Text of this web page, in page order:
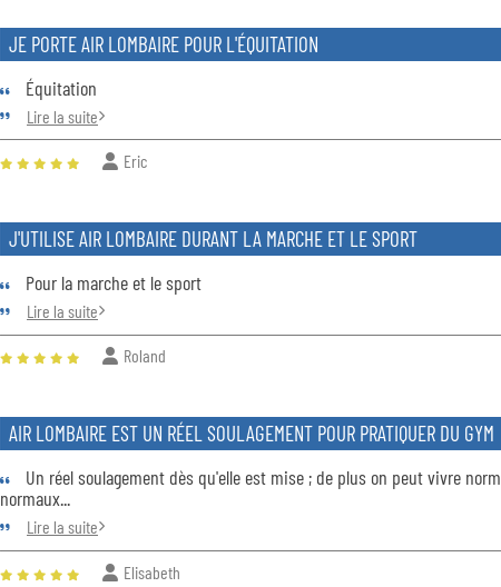
JE PORTE AIR LOMBAIRE POUR L'ÉQUITATION
Équitation
Lire la suite
Eric
J'UTILISE AIR LOMBAIRE DURANT LA MARCHE ET LE SPORT
Pour la marche et le sport
Lire la suite
Roland
AIR LOMBAIRE EST UN RÉEL SOULAGEMENT POUR PRATIQUER DU GYM
Un réel soulagement dès qu'elle est mise ; de plus on peut vivre
normaux...
Lire la suite
Elisabeth